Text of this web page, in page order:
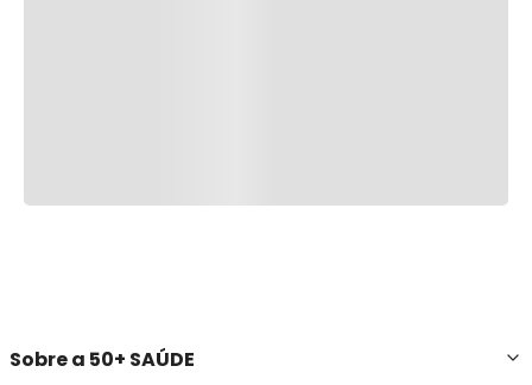
Sobre a 50+ SAÚDE